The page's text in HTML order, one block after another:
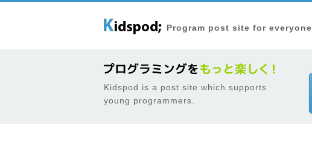
Program post site for everyone
Kidspod is a post site which supports
young programmers.